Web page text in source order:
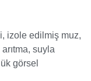
, izole edilmiş muz,
, suyla
görsel